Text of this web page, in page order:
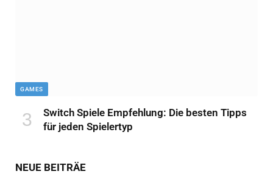
GAMES
Switch Spiele Empfehlung: Die besten Tipps
für jeden Spielertyp
NEUE BEITRÄE